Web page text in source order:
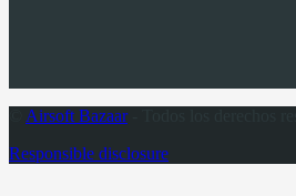
Airsoft Bazaar- Todos los derechos
Responsible disclosure